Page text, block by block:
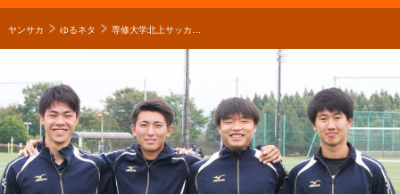
ヤンサカ ゆるネタ 専修大学北上サッカー部あるある「専修大学北上の生徒御用達のラーメン屋がある」【2019年 第98回全国高校サッカー選手権 出場校】